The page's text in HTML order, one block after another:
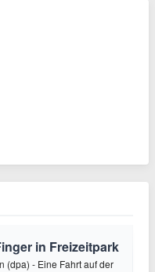
in Freizeitpark
(dpa) - Eine Fahrt auf der